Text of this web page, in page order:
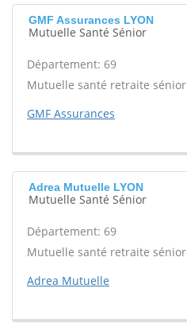
GMF Assurances LYON
Mutuelle Santé Sénior
Département: 69
Mutuelle santé retraite sénior
GMF Assurances
Adrea Mutuelle LYON
Mutuelle Santé Sénior
Département: 69
Mutuelle santé retraite sénior
Adrea Mutuelle